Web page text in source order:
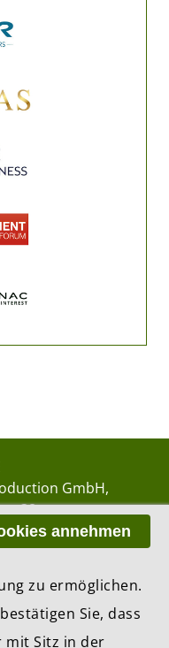
GmbH
38
, Zurich
annehmen
zu ermöglichen.
Sie, dass
mit Sitz in der